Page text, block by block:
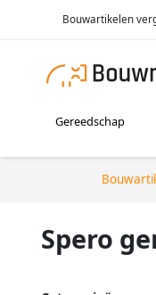
Bouwartikelen
Gereedschap
Spero